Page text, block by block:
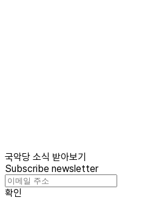
국악당 소식 받아보기
Subscribe newsletter
확인